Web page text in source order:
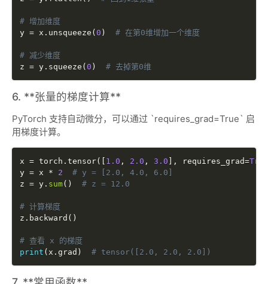
# 增加维度
y = x . unsqueeze ( 0 ) # 在第0维增加一个维度
# 减少维度
z = y . squeeze ( 0 ) # 去掉第0维
6. **张量的梯度计算**
PyTorch 支持自动微分，可以通过 `requires_grad=True` 启
用梯度计算。
x = torch . tensor( 1.0 , 2.0 , 3.0 , requires_grad=True
y = x * 2
# y = [2.0, 4.0, 6.0]
z = y . sum( ) # z = 12.0
# 计算梯度
z . backward ( )
# 查看 x 的梯度
print ( x . grad ) # tensor([2.0, 2.0, 2.0])